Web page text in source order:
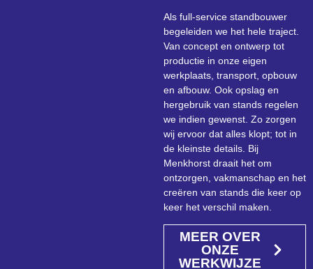
Als full-service standbouwer
begeleiden we het hele traject.
Van concept en ontwerp tot
productie in onze eigen
werkplaats, transport, opbouw
en afbouw. Ook opslag en
hergebruik van stands regelen
we indien gewenst. Zo zorgen
wij ervoor dat alles klopt; tot in
de kleinste details. Bij
Menkhorst draait het om
ontzorgen, vakmanschap en het
creëren van stands die keer op
keer het verschil maken.
MEER OVER
ONZE
WERKWIJZE